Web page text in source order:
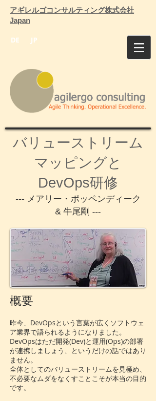
アギレルゴコンサルティング株式会社
Japan
DE JP
バリューストリーム
マッピングと
DevOps研修
--- メアリー・ポッペンディーク
& 牛尾剛 ---
概要
昨今、DevOpsという言葉が広くソフトウェ
ア業界で語られるようになりました。
DevOpsはただ開発(Dev)と運用(Ops)の部署
が連携しましょう、というだけの話ではあり
ません。
全体としてのバリューストリームを見極め、
不必要なムダをなくすことこそが本当の目的
です。